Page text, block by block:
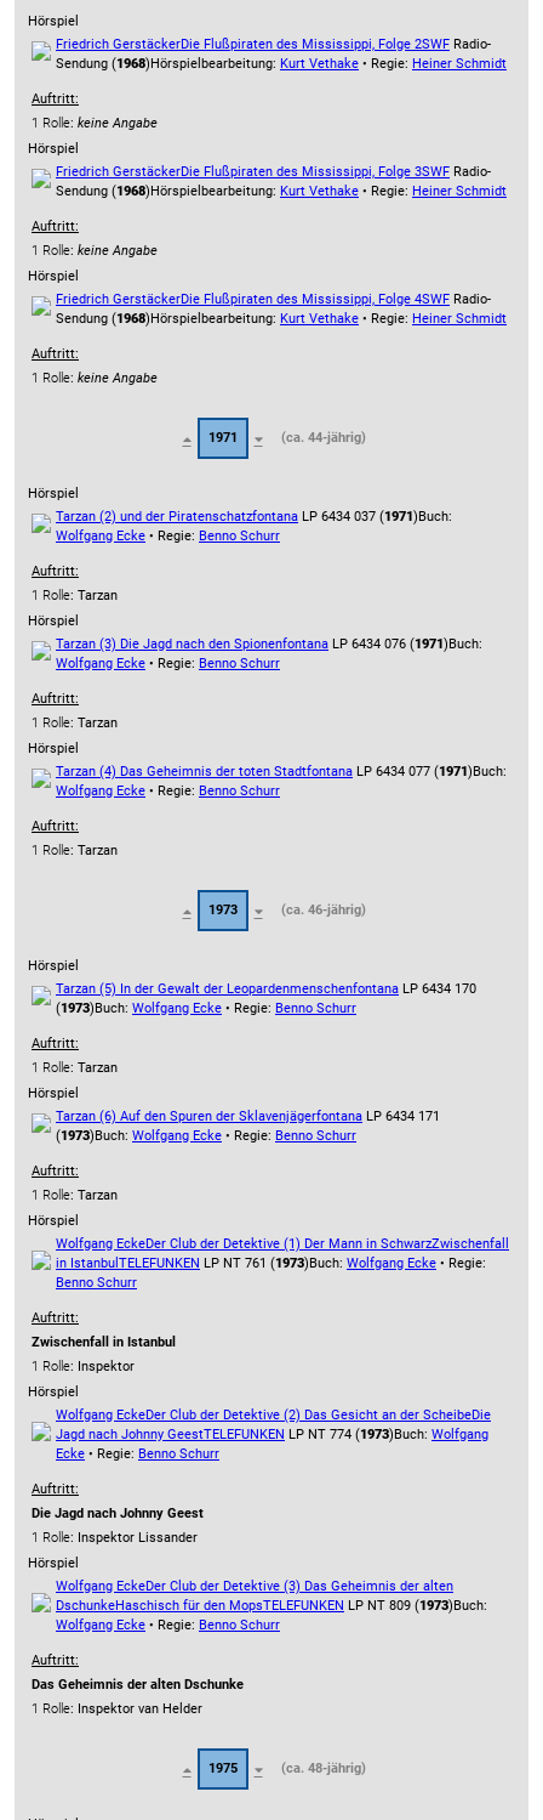
Hörspiel
Friedrich GerstäckerDie Flußpiraten des Mississippi, Folge 2SWF Radio-
Sendung (1968)Hörspielbearbeitung: Kurt Vethake • Regie: Heiner Schmidt
Auftritt:
1 Rolle: keine Angabe
Hörspiel
Friedrich GerstäckerDie Flußpiraten des Mississippi, Folge 3SWF Radio-
Sendung (1968)Hörspielbearbeitung: Kurt Vethake • Regie: Heiner Schmidt
Auftritt:
1 Rolle: keine Angabe
Hörspiel
Friedrich GerstäckerDie Flußpiraten des Mississippi, Folge 4SWF Radio-
Sendung (1968)Hörspielbearbeitung: Kurt Vethake • Regie: Heiner Schmidt
Auftritt:
1 Rolle: keine Angabe
1971 (ca. 44-jährig)
Hörspiel
Tarzan (2) und der Piratenschatzfontana LP 6434 037 (1971)Buch:
Wolfgang Ecke • Regie: Benno Schurr
Auftritt:
1 Rolle: Tarzan
Hörspiel
Tarzan (3) Die Jagd nach den Spionenfontana LP 6434 076 (1971)Buch:
Wolfgang Ecke • Regie: Benno Schurr
Auftritt:
1 Rolle: Tarzan
Hörspiel
Tarzan (4) Das Geheimnis der toten Stadtfontana LP 6434 077 (1971)Buch:
Wolfgang Ecke • Regie: Benno Schurr
Auftritt:
1 Rolle: Tarzan
1973 (ca. 46-jährig)
Hörspiel
Tarzan (5) In der Gewalt der Leopardenmenschenfontana LP 6434 170
(1973)Buch: Wolfgang Ecke • Regie: Benno Schurr
Auftritt:
1 Rolle: Tarzan
Hörspiel
Tarzan (6) Auf den Spuren der Sklavenjägerfontana LP 6434 171
(1973)Buch: Wolfgang Ecke • Regie: Benno Schurr
Auftritt:
1 Rolle: Tarzan
Hörspiel
Wolfgang EckeDer Club der Detektive (1) Der Mann in SchwarzZwischenfall
in Istanbul TELEFUNKEN LP NT 761 (1973)Buch: Wolfgang Ecke • Regie:
Benno Schurr
Auftritt:
Zwischenfall in Istanbul
1 Rolle: Inspektor
Hörspiel
Wolfgang EckeDer Club der Detektive (2) Das Gesicht an der ScheibeDie
Jagd nach Johnny GeestTELEFUNKEN LP NT 774 (1973)Buch: Wolfgang
Ecke • Regie: Benno Schurr
Auftritt:
Die Jagd nach Johnny Geest
1 Rolle: Inspektor Lissander
Hörspiel
Wolfgang EckeDer Club der Detektive (3) Das Geheimnis der alten
DschunkeHaschisch für den MopsTELEFUNKEN LP NT 809 (1973)Buch:
Wolfgang Ecke • Regie: Benno Schurr
Auftritt:
Das Geheimnis der alten Dschunke
1 Rolle: Inspektor van Helder
1975 (ca. 48-jährig)